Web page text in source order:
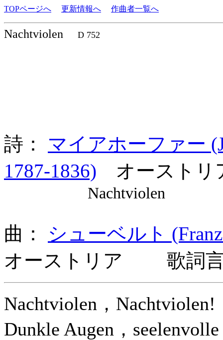
TOPページへ 更新情報へ 作曲者一覧へ
Nachtviolen D 752
詩： マイアホーファー
1787-1836) オーストリ
Nachtviolen
曲： シューベルト
オーストリア 歌詞言
Nachtviolen，Nachtviolen!
Dunkle Augen，